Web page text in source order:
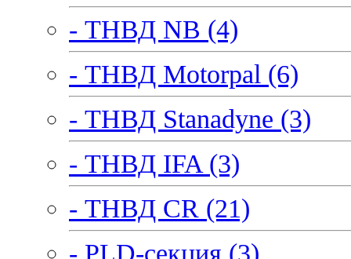
- ТНВД NB (4)
- ТНВД Motorpal (6)
- ТНВД Stanadyne (3)
- ТНВД IFA (3)
- ТНВД CR (21)
- PLD-секция (3)